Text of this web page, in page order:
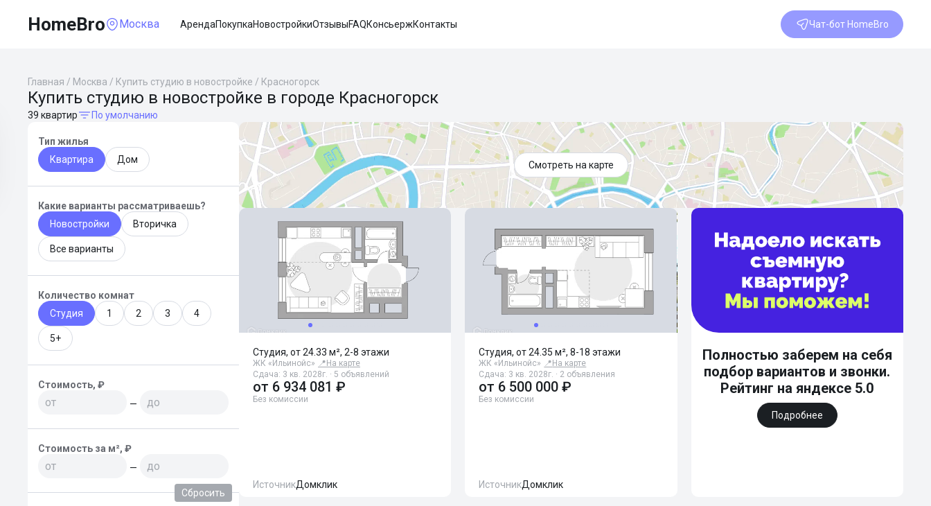
HomeBro Москва АрендаПокупкаНовостройкиОтзывыFAQКонсьержКонтакты Чат-бот HomeBro
Главная / Москва / Купить студию в новостройке / Красногорск
Купить студию в новостройке в городе Красногорск
39 квартир По умолчанию
Тип жилья
Квартира
Дом
Какие варианты рассматриваешь?
Новостройки
Вторичка
Все варианты
Количество комнат
Студия
1 2 3 4
5+
Стоимость, ₽
—
Стоимость за м², ₽
—
Сбросить
Смотреть на карте
Студия, от 24.33 м², 2-8 этажи
ЖК «Ильинойс» 📍 На карте
Сдача: 3 кв. 2028г. · 5 объявлений
от 6 934 081 ₽
Без комиссии
ИсточникДомклик
Студия, от 24.35 м², 8-18 этажи
ЖК «Ильинойс» 📍 На карте
Сдача: 3 кв. 2028г. · 2 объявления
от 6 500 000 ₽
Без комиссии
ИсточникДомклик
Полностью заберем на себя
подбор вариантов и звонки.
Рейтинг на яндексе 5.0
Подробнее